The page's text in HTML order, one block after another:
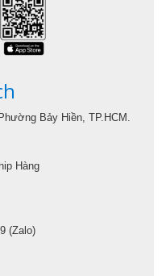
Bảy Hiền, TP.HCM.
Hàng
(Zalo)